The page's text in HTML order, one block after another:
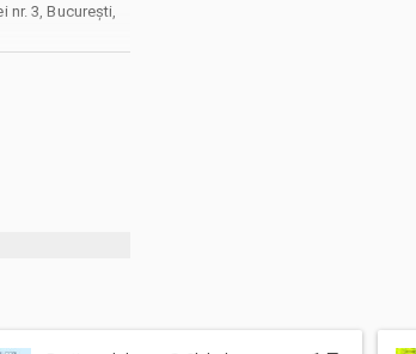
3, București,
procesare,
curier a
se obliga